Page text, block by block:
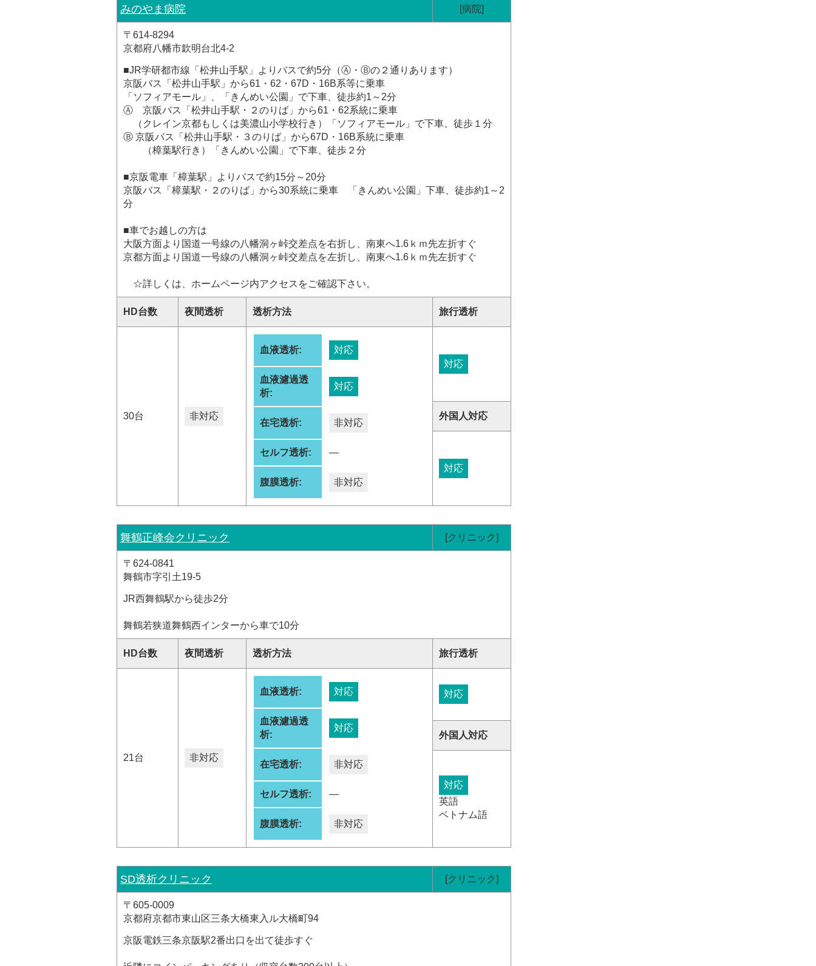
みのやま病院 [病院]
〒614-8294
京都府八幡市欽明台北4-2
■JR学研都市線「松井山手駅」よりバスで約5分（Ⓐ・Ⓑの２通りあります）
京阪バス「松井山手駅」から61・62・67D・16B系等に乗車
「ソフィアモール」、「きんめい公園」で下車、徒歩約1～2分
Ⓐ 京阪バス「松井山手駅・２のりば」から61・62系統に乗車
（クレイン京都もしくは美濃山小学校行き）「ソフィアモール」で下車、徒歩１分
Ⓑ 京阪バス「松井山手駅・３のりば」から67D・16B系統に乗車
（樟葉駅行き）「きんめい公園」で下車、徒歩２分
■京阪電車「樟葉駅」よりバスで約15分～20分
京阪バス「樟葉駅・２のりば」から30系統に乗車 「きんめい公園」下車、徒歩約1～2
分
■車でお越しの方は
大阪方面より国道一号線の八幡洞ヶ峠交差点を右折し、南東へ1.6ｋｍ先左折すぐ
京都方面より国道一号線の八幡洞ヶ峠交差点を左折し、南東へ1.6ｋｍ先左折すぐ
☆詳しくは、ホームページ内アクセスをご確認下さい。
HD台数 夜間透析 透析方法 旅行透析
30台 非対応
血液透析: 対応
血液濾過透
析:
対応
在宅透析: 非対応
セルフ透析: ―
腹膜透析: 非対応
対応
外国人対応
対応
舞鶴正峰会クリニック [クリニック]
〒624-0841
舞鶴市字引土19-5
JR西舞鶴駅から徒歩2分
舞鶴若狭道舞鶴西インターから車で10分
HD台数 夜間透析 透析方法 旅行透析
21台 非対応
血液透析: 対応
血液濾過透
析:
対応
在宅透析: 非対応
セルフ透析: ―
腹膜透析: 非対応
対応
外国人対応
対応
英語
ベトナム語
SD透析クリニック [クリニック]
〒605-0009
京都府京都市東山区三条大橋東入ル大橋町94
京阪電鉄三条京阪駅2番出口を出て徒歩すぐ